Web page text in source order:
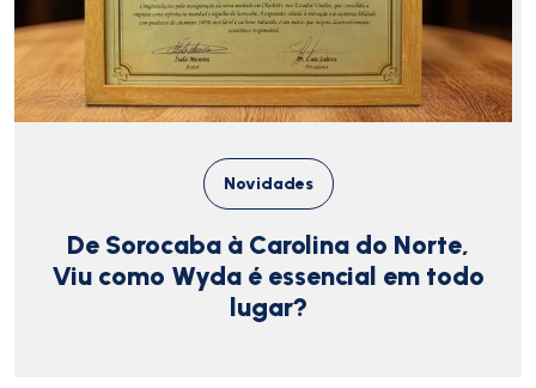
Novidades
De Sorocaba à Carolina do Norte,
Viu como Wyda é essencial em todo
lugar?